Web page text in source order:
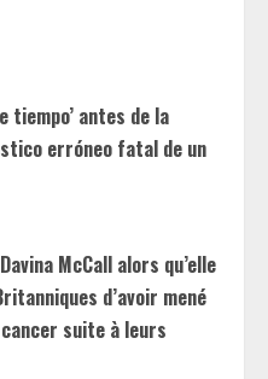
tiempo’ antes de la
erróneo fatal de un
McCall alors qu’elle
d’avoir mené
suite à leurs